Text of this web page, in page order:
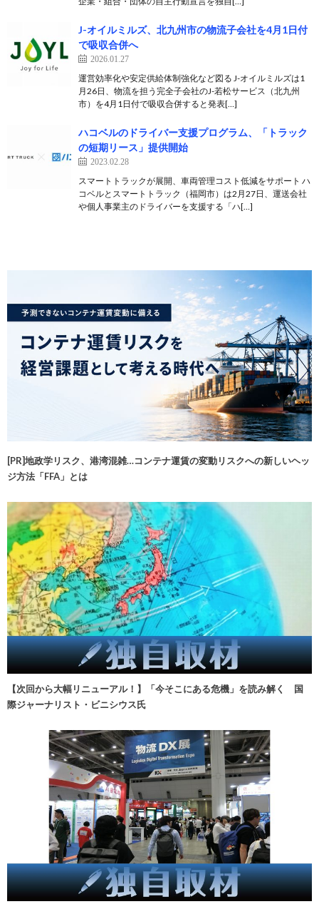
J-オイルミルズ、北九州市の物流子会社を4月1日付
で吸収合併へ
2026.01.27
運営効率化や安定供給体制強化など図る J-オイルミルズは1
月26日、物流を担う完全子会社のJ-若松サービス（北九州
市）を4月1日付で吸収合併すると発表[…]
ハコベルのドライバー支援プログラム、「トラック
の短期リース」提供開始
2023.02.28
スマートトラックが展開、車両管理コスト低減をサポート ハ
コベルとスマートトラック（福岡市）は2月27日、運送会社
や個人事業主のドライバーを支援する「ハ[…]
[PR]地政学リスク、港湾混雑…コンテナ運賃の変動リスクへの新しいヘッ
ジ方法「FFA」とは
【次回から大幅リニューアル！】「今そこにある危機」を読み解く 国
際ジャーナリスト・ビニシウス氏